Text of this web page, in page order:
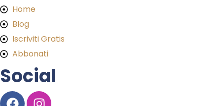
Home
Blog
Iscriviti Gratis
Abbonati
Social